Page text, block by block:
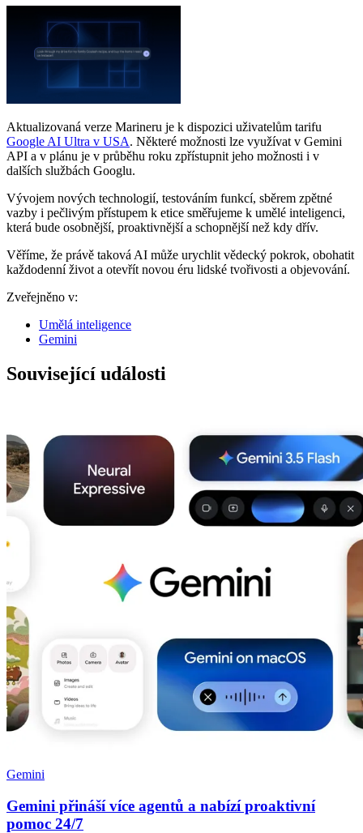
Aktualizovaná verze Marineru je k dispozici uživatelům tarifu
Google AI Ultra v USA. Některé možnosti lze využívat v Gemini
API a v plánu je v průběhu roku zpřístupnit jeho možnosti i v
dalších službách Googlu.
Vývojem nových technologií, testováním funkcí, sběrem zpětné
vazby i pečlivým přístupem k etice směřujeme k umělé inteligenci,
která bude osobnější, proaktivnější a schopnější než kdy dřív.
Věříme, že právě taková AI může urychlit vědecký pokrok, obohatit
každodenní život a otevřít novou éru lidské tvořivosti a objevování.
Zveřejněno v:
Umělá inteligence
Gemini
Související události
Gemini
Gemini přináší více agentů a nabízí proaktivní
pomoc 24/7